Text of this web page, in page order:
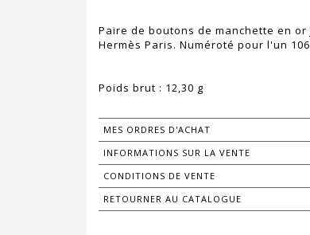
Paire de boutons de manchette en
Hermès Paris. Numéroté pour l'un
Poids brut : 12,30 g
MES ORDRES D'ACHAT
INFORMATIONS SUR LA VENTE
CONDITIONS DE VENTE
RETOURNER AU CATALOGUE